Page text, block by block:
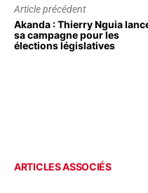
Article précédent
Akanda : Thierry Nguia
sa campagne pour les
élections législatives
ARTICLES ASSOCIÉS